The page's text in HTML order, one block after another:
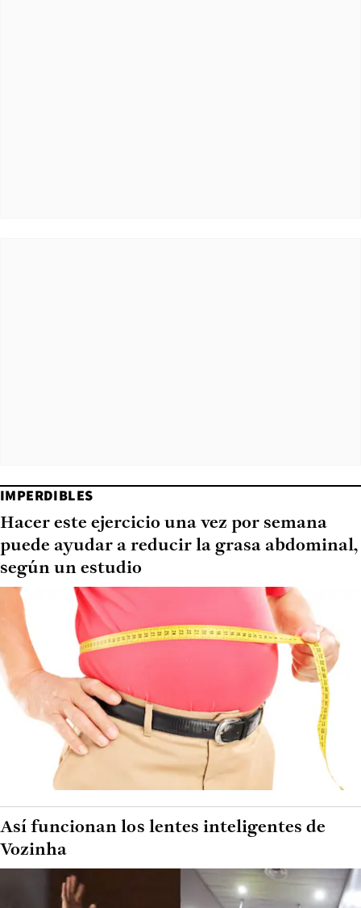
IMPERDIBLES
Hacer este ejercicio una vez por semana
puede ayudar a reducir la grasa abdominal,
según un estudio
Así funcionan los lentes inteligentes de
Vozinha